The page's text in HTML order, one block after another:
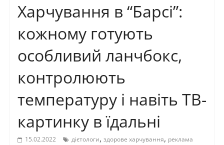
Харчування в “Барсі”:
кожному готують
особливий ланчбокс,
контролюють
температуру і навіть ТВ-
картинку в їдальні
15.02.2022 дієтологи, здорове харчування, реклама